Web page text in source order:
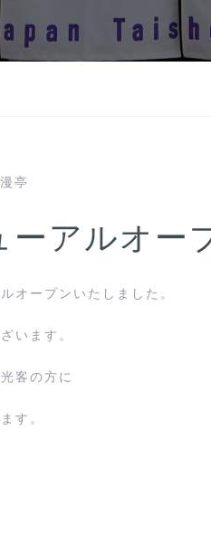
亭
アルオー
オープンいたしました。
います。
客の方に
す。